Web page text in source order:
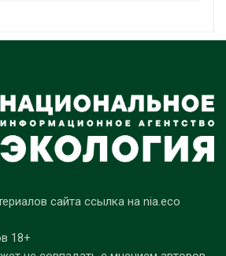
сайта ссылка на nia.eco
18+